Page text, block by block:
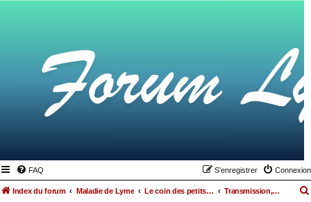
FAQ Connexion
S’enregistrer
Index du forum Maladie de Lyme Le coin des petits lymés Transmission, grossesse